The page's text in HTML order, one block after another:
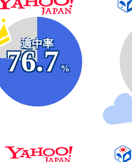
適中率
76.7
%